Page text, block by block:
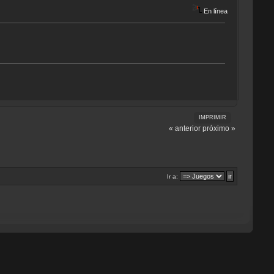
En línea
IMPRIMIR
« anterior próximo »
Ir a: